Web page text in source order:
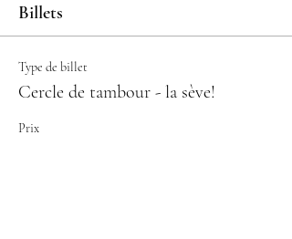
Billets
Type de billet
Cercle de tambour - la sève!
Prix